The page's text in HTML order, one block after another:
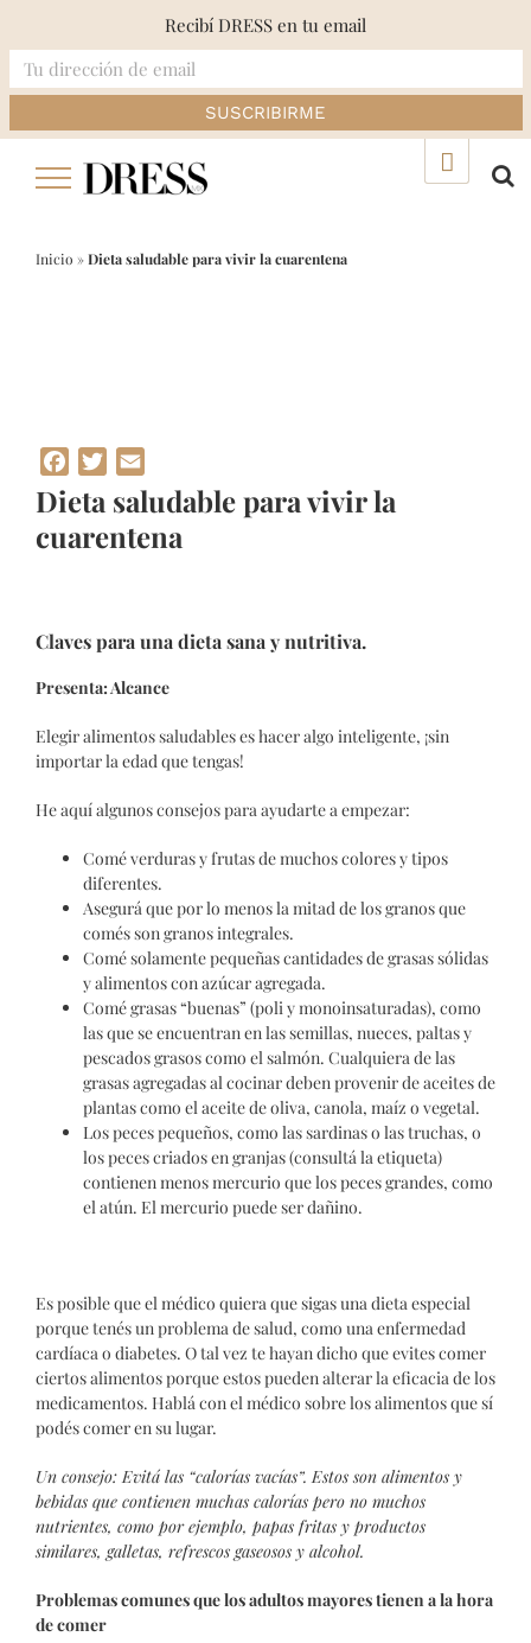
Inicio »Dieta saludable para vivir la cuarentena
Facebook
Twitter
Dieta saludable para vivir la
cuarentena
Claves para una dieta sana y nutritiva.
Presenta: Alcance
Elegir alimentos saludables es hacer algo inteligente, ¡sin
importar la edad que tengas!
He aquí algunos consejos para ayudarte a empezar:
Comé verduras y frutas de muchos colores y tipos
diferentes.
Asegurá que por lo menos la mitad de los granos que
comés son granos integrales.
Comé solamente pequeñas cantidades de grasas sólidas
y alimentos con azúcar agregada.
Comé grasas “buenas” (poli y monoin­saturadas), como
las que se encuentran en las semillas, nueces, paltas y
pescados grasos como el salmón. Cualquiera de las
grasas agregadas al cocinar deben provenir de aceites de
plantas como el aceite de oliva, canola, maíz o vegetal.
Los peces pequeños, como las sardinas o las truchas, o
los peces criados en granjas (consultá la etiqueta)
contienen menos mercurio que los peces grandes, como
el atún. El mercurio puede ser dañino.
Es posible que el médico quiera que sigas una dieta especial
porque tenés un problema de salud, como una enfermedad
cardíaca o diabetes. O tal vez te hayan dicho que evites comer
ciertos alimentos porque estos pueden alterar la eficacia de los
medicamentos. Hablá con el médico sobre los alimentos que sí
podés comer en su lugar.
Un consejo: Evitá las “calorías vacías”. Estos son alimentos y
bebidas que contienen muchas calorías pero no muchos
nutrientes, como por ejemplo, papas fritas y productos
similares, galletas, refrescos gaseosos y alcohol.
Problemas comunes que los adultos mayores tienen a la hora
de comer
Recibí DRESS en tu email